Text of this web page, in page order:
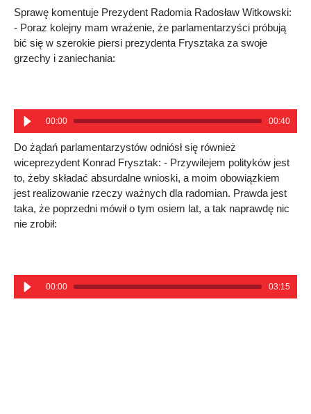
Sprawę komentuje Prezydent Radomia Radosław Witkowski:
- Poraz kolejny mam wrażenie, że parlamentarzyści próbują
bić się w szerokie piersi prezydenta Frysztaka za swoje
grzechy i zaniechania:
00:00 00:40
Do żądań parlamentarzystów odniósł się również
wiceprezydent Konrad Frysztak: - Przywilejem polityków jest
to, żeby składać absurdalne wnioski, a moim obowiązkiem
jest realizowanie rzeczy ważnych dla radomian. Prawda jest
taka, że poprzedni mówił o tym osiem lat, a tak naprawdę nic
nie zrobił:
00:00 03:15